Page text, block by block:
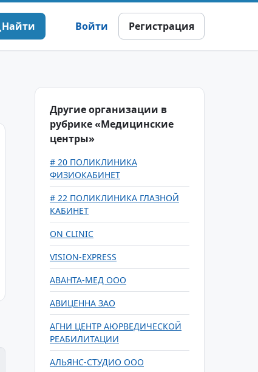
Найти Войти Регистрация
Другие организации в
рубрике «Медицинские
центры»
# 20 ПОЛИКЛИНИКА
ФИЗИОКАБИНЕТ
# 22 ПОЛИКЛИНИКА ГЛАЗНОЙ
КАБИНЕТ
ON CLINIC
VISION-EXPRESS
АВАНТА-МЕД ООО
АВИЦЕННА ЗАО
АГНИ ЦЕНТР АЮРВЕДИЧЕСКОЙ
РЕАБИЛИТАЦИИ
АЛЬЯНС-СТУДИО ООО